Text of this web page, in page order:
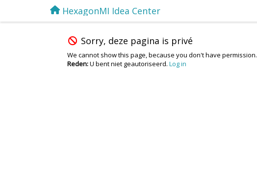
HexagonMI Idea Center
Sorry, deze pagina is privé
We cannot show this page, because you don't have permission.
Reden:U bent niet geautoriseerd. Log in